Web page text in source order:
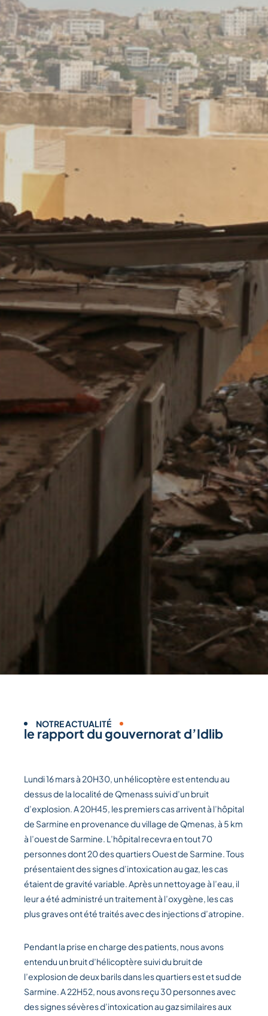
NOTRE ACTUALITÉ
le rapport du gouvernorat d’Idlib
Lundi 16 mars à 20H30, un hélicoptère est entendu au
dessus de la localité de Qmenass suivi d’un bruit
d’explosion. A 20H45, les premiers cas arrivent à l’hôpital
de Sarmine en provenance du village de Qmenas, à 5 km
à l’ouest de Sarmine. L’hôpital recevra en tout 70
personnes dont 20 des quartiers Ouest de Sarmine. Tous
présentaient des signes d’intoxication au gaz, les cas
étaient de gravité variable. Aprèsun nettoyage à l’eau, il
leur a été administré un traitement à l’oxygène, les cas
plus graves ont été traités avec des injections d’atropine.
Pendant la prise en charge des patients, nous avons
entendu un bruit d’hélicoptère suivi du bruit de
l’explosion de deux barils dans les quartiers est et sud de
Sarmine. A 22H52, nous avons reçu 30 personnes avec
des signes sévères d’intoxication au gaz similaires aux